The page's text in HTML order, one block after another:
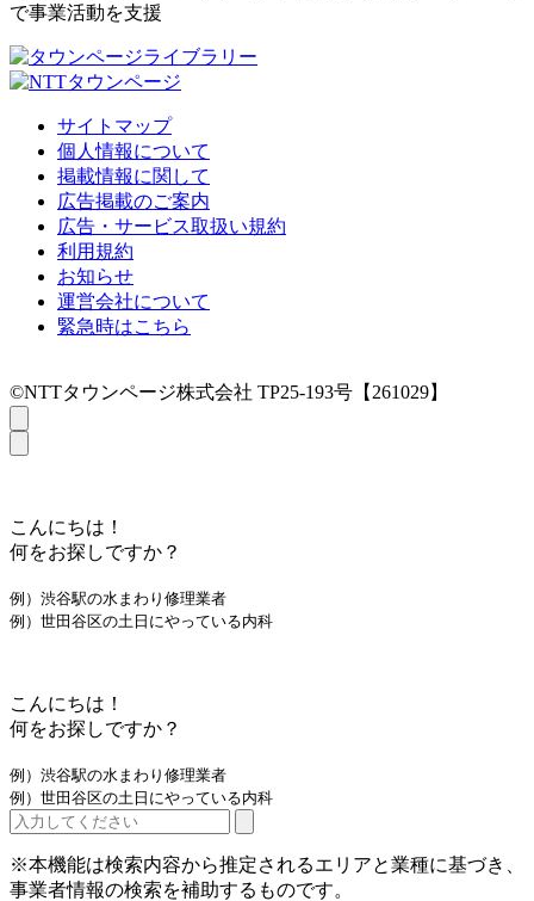
で事業活動を支援
サイトマップ
個人情報について
掲載情報に関して
広告掲載のご案内
広告・サービス取扱い規約
利用規約
お知らせ
運営会社について
緊急時はこちら
©NTTタウンページ株式会社 TP25-193号【261029】
こんにちは！
何をお探しですか？
例）渋谷駅の水まわり修理業者
例）世田谷区の土日にやっている内科
こんにちは！
何をお探しですか？
例）渋谷駅の水まわり修理業者
例）世田谷区の土日にやっている内科
※本機能は検索内容から推定されるエリアと業種に基づき、
事業者情報の検索を補助するものです。